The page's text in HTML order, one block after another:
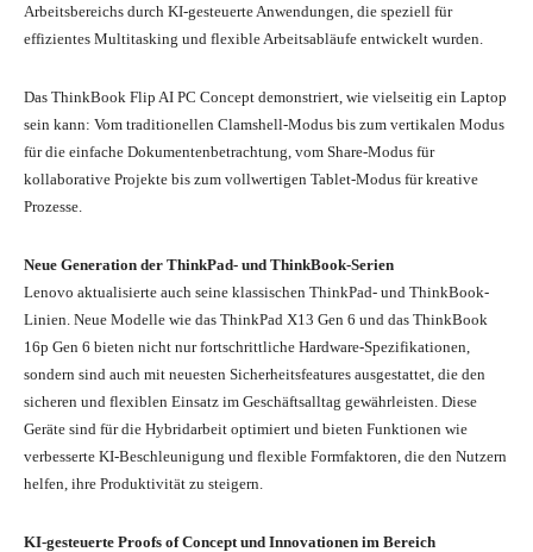
Arbeitsbereichs durch KI-gesteuerte Anwendungen, die speziell für
effizientes Multitasking und flexible Arbeitsabläufe entwickelt wurden.
Das ThinkBook Flip AI PC Concept demonstriert, wie vielseitig ein Laptop
sein kann: Vom traditionellen Clamshell-Modus bis zum vertikalen Modus
für die einfache Dokumentenbetrachtung, vom Share-Modus für
kollaborative Projekte bis zum vollwertigen Tablet-Modus für kreative
Prozesse.
Neue Generation der ThinkPad- und ThinkBook-Serien
Lenovo aktualisierte auch seine klassischen ThinkPad- und ThinkBook-
Linien. Neue Modelle wie das ThinkPad X13 Gen 6 und das ThinkBook
16p Gen 6 bieten nicht nur fortschrittliche Hardware-Spezifikationen,
sondern sind auch mit neuesten Sicherheitsfeatures ausgestattet, die den
sicheren und flexiblen Einsatz im Geschäftsalltag gewährleisten. Diese
Geräte sind für die Hybridarbeit optimiert und bieten Funktionen wie
verbesserte KI-Beschleunigung und flexible Formfaktoren, die den Nutzern
helfen, ihre Produktivität zu steigern.
KI-gesteuerte Proofs of Concept und Innovationen im Bereich